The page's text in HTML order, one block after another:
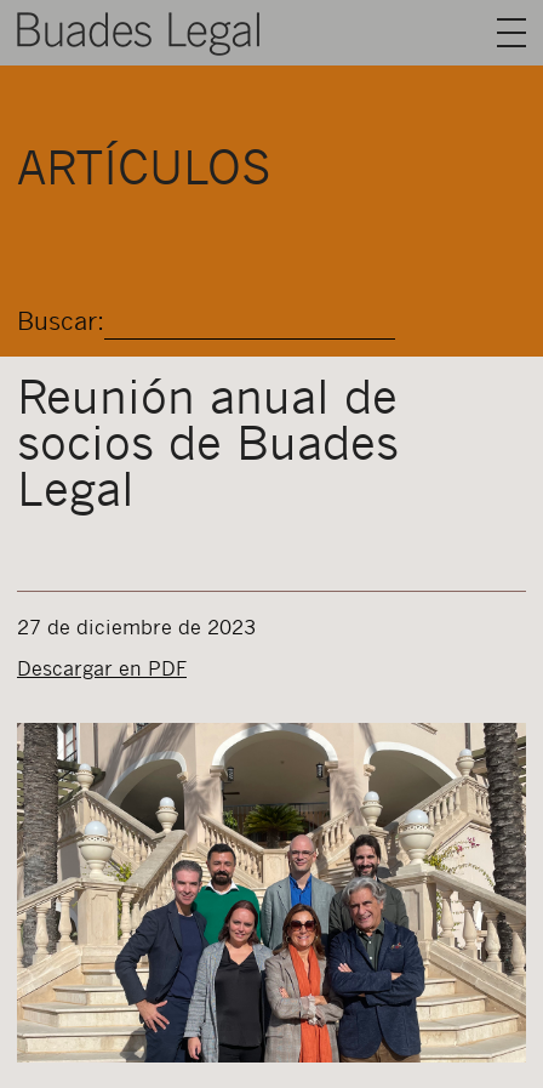
ARTÍCULOS
Buscar:
Reunión anual de
socios de Buades
Legal
27 de diciembre de 2023
Descargar en PDF